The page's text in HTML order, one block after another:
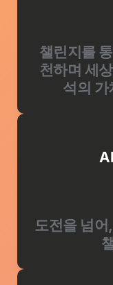
챌린지를
천하며 세
석의 가
도전을 넘어